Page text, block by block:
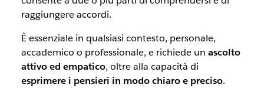
raggiungere accordi.
È essenziale in qualsiasi contesto, personale,
accademico o professionale, e richiede un ascolto
attivo ed empatico, oltre alla capacità di
esprimere i pensieri in modo chiaro e preciso.